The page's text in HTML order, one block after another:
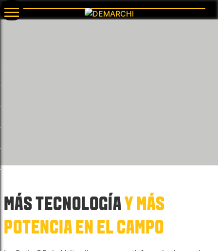
MÁS TECNOLOGÍAY MÁS
POTENCIA EN EL CAMPO